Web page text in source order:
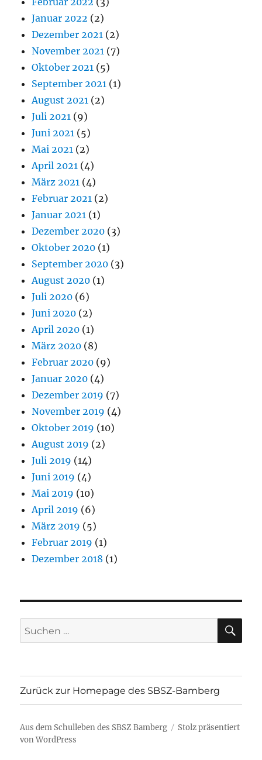
Januar 2022 (2)
Dezember 2021 (2)
November 2021 (7)
Oktober 2021 (5)
September 2021 (1)
August 2021 (2)
Juli 2021 (9)
Juni 2021 (5)
Mai 2021 (2)
April 2021 (4)
März 2021 (4)
Februar 2021 (2)
Januar 2021 (1)
Dezember 2020 (3)
Oktober 2020 (1)
September 2020 (3)
August 2020 (1)
Juli 2020 (6)
Juni 2020 (2)
April 2020 (1)
März 2020 (8)
Februar 2020 (9)
Januar 2020 (4)
Dezember 2019 (7)
November 2019 (4)
Oktober 2019 (10)
August 2019 (2)
Juli 2019 (14)
Juni 2019 (4)
Mai 2019 (10)
April 2019 (6)
März 2019 (5)
Februar 2019 (1)
Dezember 2018 (1)
Suchen
nach:
Zurück zur Homepage des SBSZ-Bamberg
Aus dem Schulleben des SBSZ Bamberg
Stolz präsentiert
von WordPress